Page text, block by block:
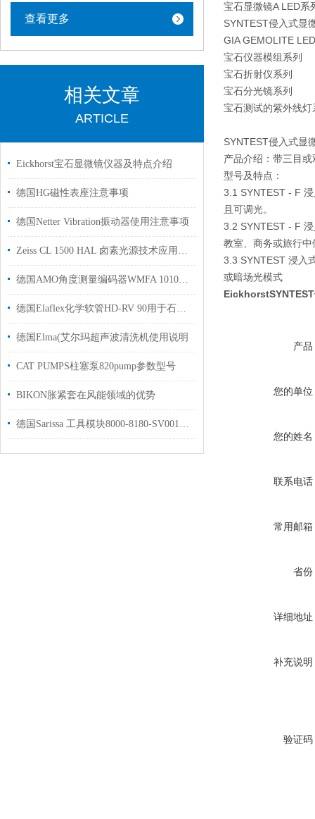
查看更多
相关文章
ARTICLE
Eickhorst宝石显微镜仪器及特点介绍
德国HG磁性表座注意事项
德国Netter Vibration振动器使用注意事项
Zeiss CL 1500 HAL 卤素光源技术应用详解
德国AMO角度测量编码器WMFA 1010A介绍
德国Elaflex化学软管HD-RV 90用于石油基产品的无螺旋加油软管
德国Elma(艾尔玛超声波清洗机使用说明
CAT PUMPS柱塞泵820pump参数型号
BIKON胀紧套在风能领域的优势
德国Sarissa 工具模块8000-8180-SV001用于汽车制造行业
宝石显微镜A LED系
SYNTEST侵入式显
GIA GEMOLITE
宝石仪器模组系列
宝石折射仪系列
宝石分光镜系列
宝石测试的紫外线灯
SYNTEST侵入式显
产品介绍：带三目
型号及特点：
3.1 SYNTEST - F
且可调光。
3.2 SYNTEST - F
教室、商务或旅行中
3.3 SYNTEST 浸
或暗场光模式
产品
您的单位
您的姓名
联系电话
常用邮箱
省份
详细地址
补充说明
验证码